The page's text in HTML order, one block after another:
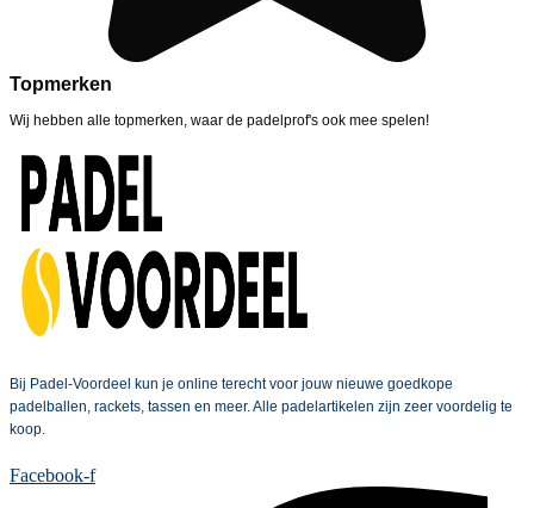
Topmerken
Wij hebben alle topmerken, waar de padelprof's ook mee spelen!
Bij Padel-Voordeel kun je online terecht voor jouw nieuwe goedkope
padelballen, rackets, tassen en meer. Alle padelartikelen zijn zeer voordelig te
koop.
Facebook-f